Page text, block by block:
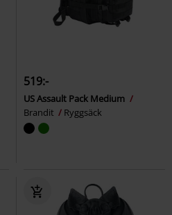
519:-
US Assault Pack Medium
Brandit
Ryggsäck